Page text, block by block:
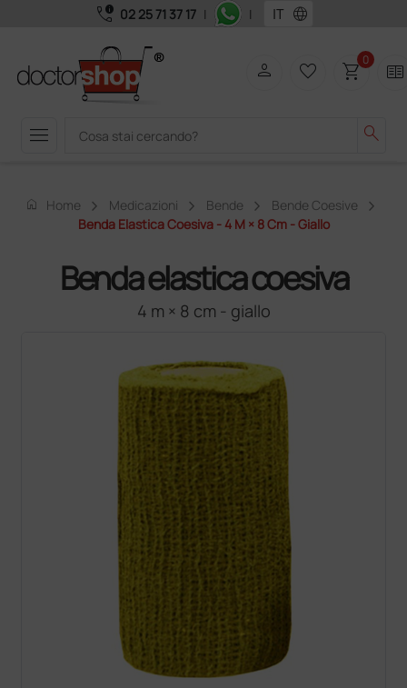
call_quality 02 25 71 37 17 | | language
menu search
person favorite_border shopping_cart0 two_pager
home Home Medicazioni Bende
Bende Coesive
Benda Elastica Coesiva - 4 M × 8 Cm - Giallo
Benda elastica coesiva
4 m × 8 cm - giallo